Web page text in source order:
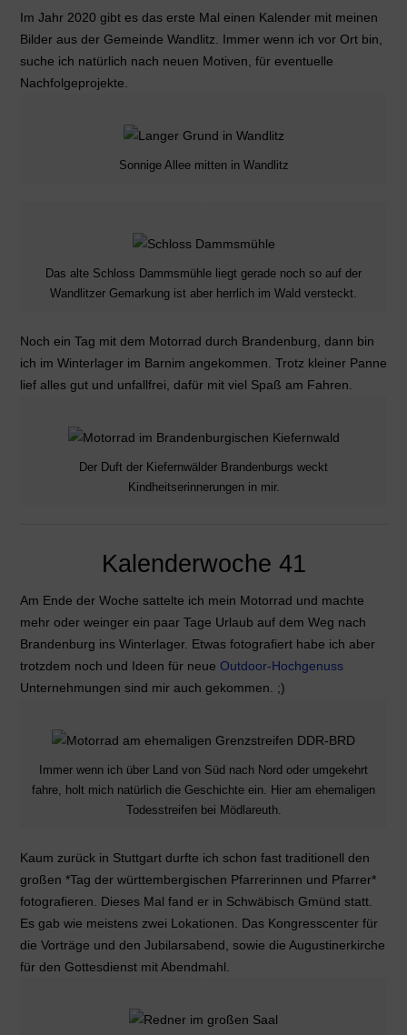
Im Jahr 2020 gibt es das erste Mal einen Kalender mit meinen
Bilder aus der Gemeinde Wandlitz. Immer wenn ich vor Ort bin,
suche ich natürlich nach neuen Motiven, für eventuelle
Nachfolgeprojekte.
Sonnige Allee mitten in Wandlitz
Das alte Schloss Dammsmühle liegt gerade noch so auf der
Wandlitzer Gemarkung ist aber herrlich im Wald versteckt.
Noch ein Tag mit dem Motorrad durch Brandenburg, dann bin
ich im Winterlager im Barnim angekommen. Trotz kleiner Panne
lief alles gut und unfallfrei, dafür mit viel Spaß am Fahren.
Der Duft der Kiefernwälder Brandenburgs weckt
Kindheitserinnerungen in mir.
Kalenderwoche 41
Am Ende der Woche sattelte ich mein Motorrad und machte
mehr oder weinger ein paar Tage Urlaub auf dem Weg nach
Brandenburg ins Winterlager. Etwas fotografiert habe ich aber
trotzdem noch und Ideen für neue Outdoor-Hochgenuss
Unternehmungen sind mir auch gekommen. ;)
Immer wenn ich über Land von Süd nach Nord oder umgekehrt
fahre, holt mich natürlich die Geschichte ein. Hier am ehemaligen
Todesstreifen bei Mödlareuth.
Kaum zurück in Stuttgart durfte ich schon fast traditionell den
großen *Tag der württembergischen Pfarrerinnen und Pfarrer*
fotografieren. Dieses Mal fand er in Schwäbisch Gmünd statt.
Es gab wie meistens zwei Lokationen. Das Kongresscenter für
die Vorträge und den Jubilarsabend, sowie die Augustinerkirche
für den Gottesdienst mit Abendmahl.